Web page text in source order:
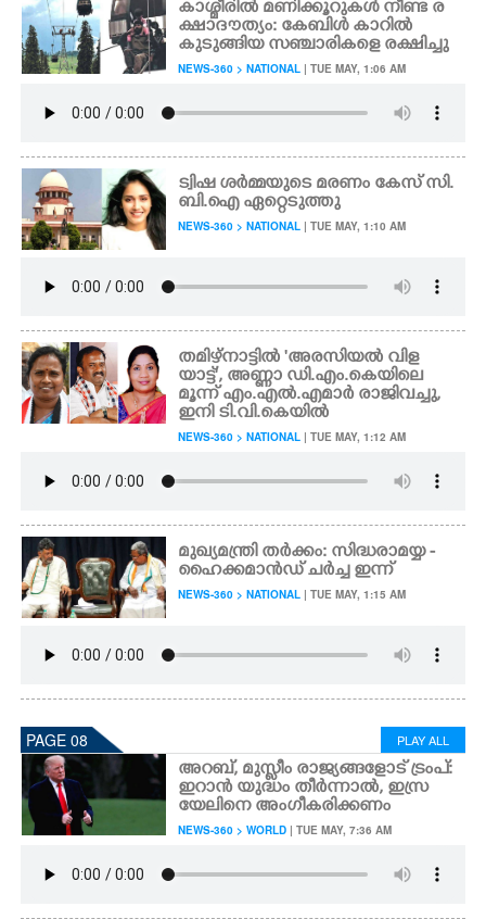
കാശ്മീരിൽ മണിക്കൂറുകൾ നീണ്ട ര
ക്ഷാദൗത്യം: കേബിൾ കാറിൽ
കുടുങ്ങിയ സഞ്ചാരികളെ രക്ഷിച്ചു
NEWS-360 > NATIONAL | TUE MAY, 1:06 AM
ട്വിഷ ശ‌ർമ്മയുടെ മരണം കേസ് സി.
ബി.ഐ ഏറ്റെടുത്തു
NEWS-360 > NATIONAL | TUE MAY, 1:10 AM
തമിഴ്നാട്ടിൽ 'അരസിയൽ വിള
യാട്ട്', അണ്ണാ ഡി.എം.കെയിലെ
മൂന്ന് എം.എൽ.എമാർ രാജിവച്ചു,
ഇനി ടി.വി.കെയിൽ
NEWS-360 > NATIONAL | TUE MAY, 1:12 AM
മുഖ്യമന്ത്രി തർക്കം: സിദ്ധരാമയ്യ -
ഹൈക്കമാൻഡ് ചർച്ച ഇന്ന്
NEWS-360 > NATIONAL | TUE MAY, 1:15 AM
PAGE 08 PLAY ALL
അറബ്,​ മുസ്ലീം രാജ്യങ്ങളോട് ട്രംപ്:
ഇറാൻ യുദ്ധം തീർന്നാൽ,​ ഇസ്ര
യേലിനെ അംഗീകരിക്കണം
NEWS-360 > WORLD | TUE MAY, 7:36 AM